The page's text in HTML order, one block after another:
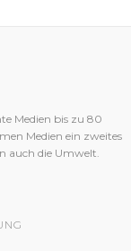
Medien bis zu 80
Medien ein zweites
auch die Umwelt.